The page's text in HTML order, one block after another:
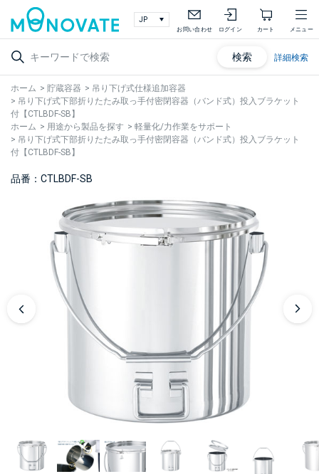
お問い合わせ ログイン カート メニュー
検索 詳細検索
ホーム > 貯蔵容器 > 吊り下げ式仕様追加容器
> 吊り下げ式下部折りたたみ取っ手付密閉容器（バンド式）投入ブラケット
付【CTLBDF-SB】
ホーム > 用途から製品を探す > 軽量化/力作業をサポート
> 吊り下げ式下部折りたたみ取っ手付密閉容器（バンド式）投入ブラケット
付【CTLBDF-SB】
品番：CTLBDF-SB